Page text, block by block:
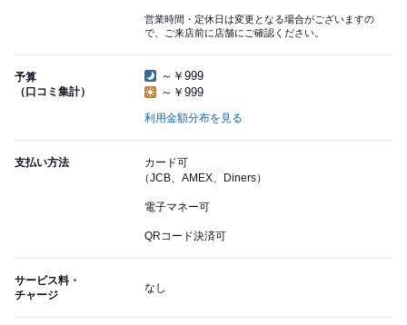
営業時間・定休日は変更となる場合がございますの
で、ご来店前に店舗にご確認ください。
予算
（口コミ集計）
～￥999
～￥999
利用金額分布を見る
支払い方法
カード可
（JCB、AMEX、Diners）
電子マネー可
QRコード決済可
サービス料・
チャージ
なし